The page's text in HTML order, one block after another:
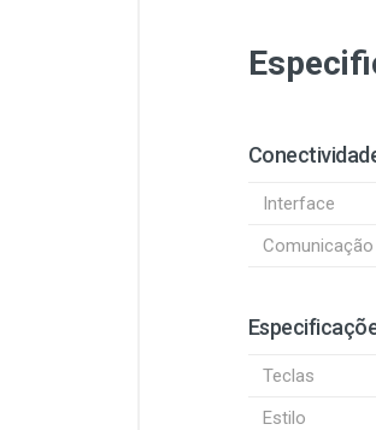
Interface
Comunicação
Teclas
Estilo